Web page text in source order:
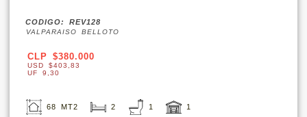
CODIGO: REV128
VALPARAISO BELLOTO
CLP $380.000
USD $403,83
UF 9,30
68 MT2 2 1 1